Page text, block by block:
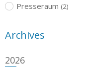
Presseraum (2)
Archives
2026